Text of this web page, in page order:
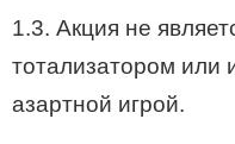
1.3. Акция не
тотализатором или
азартной игрой.